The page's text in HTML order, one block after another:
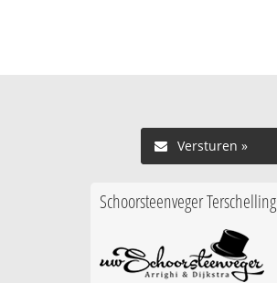
Versturen »
Schoorsteenveger Terschelling